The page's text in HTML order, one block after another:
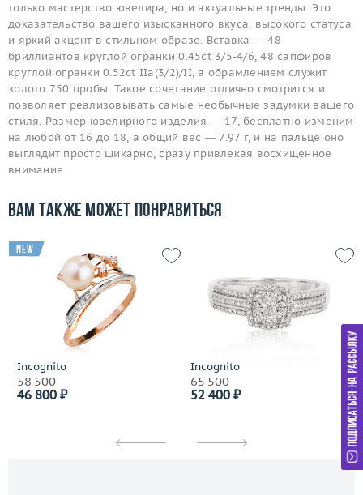
только мастерство ювелира, но и актуальные тренды. Это
доказательство вашего изысканного вкуса, высокого статуса
и яркий акцент в стильном образе. Вставка — 48
бриллиантов круглой огранки 0.45ct 3/5-4/6, 48 сапфиров
круглой огранки 0.52ct IIa(3/2)/II, а обрамлением служит
золото 750 пробы. Такое сочетание отлично смотрится и
позволяет реализовывать самые необычные задумки вашего
стиля. Размер ювелирного изделия — 17, бесплатно изменим
на любой от 16 до 18, а общий вес — 7.97 г, и на пальце оно
выглядит просто шикарно, сразу привлекая восхищенное
внимание.
Вам также может понравиться
Incognito
58 500
46 800 ₽
new
Incognito
65 500
52 400 ₽